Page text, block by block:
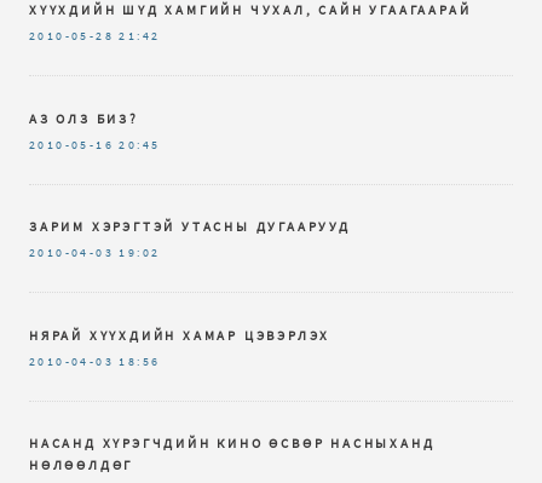
ХҮҮХДИЙН ШҮД ХАМГИЙН ЧУХАЛ, САЙН УГААГААРАЙ
2010-05-28 21:42
АЗ ОЛЗ БИЗ?
2010-05-16 20:45
ЗАРИМ ХЭРЭГТЭЙ УТАСНЫ ДУГААРУУД
2010-04-03 19:02
НЯРАЙ ХҮҮХДИЙН ХАМАР ЦЭВЭРЛЭХ
2010-04-03 18:56
НАСАНД ХҮРЭГЧДИЙН КИНО ӨСВӨР НАСНЫХАНД
НӨЛӨӨЛДӨГ